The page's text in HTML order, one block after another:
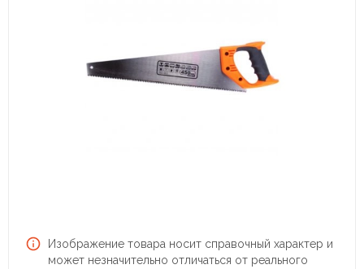
Изображение товара носит справочный характер и
может незначительно отличаться от реального